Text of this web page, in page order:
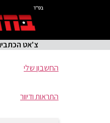
בס"ד
צ'אט
החשבון שלי
התראות ודיוור